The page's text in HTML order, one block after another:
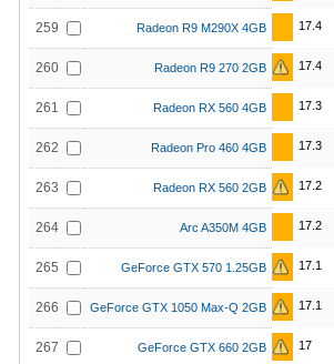
259 Radeon R9 M290X 4GB 17.4
260 Radeon R9 270 2GB 17.4
261 Radeon RX 560 4GB 17.3
262 Radeon Pro 460 4GB 17.3
263 Radeon RX 560 2GB 17.2
264 Arc A350M 4GB 17.2
265 GeForce GTX 570 1.25GB 17.1
266 GeForce GTX 1050 Max-Q 2GB 17.1
267 GeForce GTX 660 2GB 17